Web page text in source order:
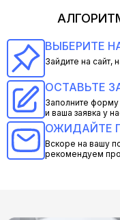
ВЫБЕРИТЕ
Зайдите на сайт,
ОСТАВЬТЕ
Заполните форму
и ваша заявка у
ОЖИДАЙТЕ
Вскоре на вашу
рекомендуем